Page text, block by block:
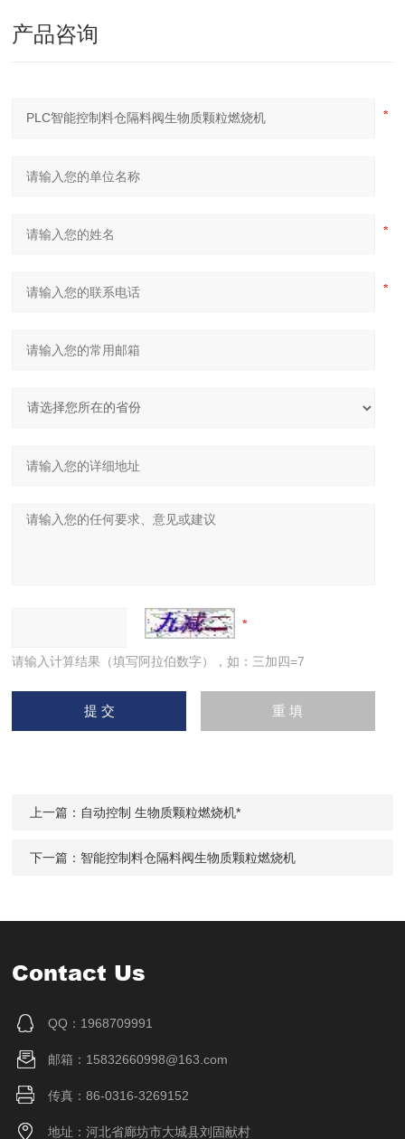
产品咨询
请输入计算结果（填写阿拉伯数字），如：三加四=7
上一篇： 自动控制 生物质颗粒燃烧机*
下一篇： 智能控制料仓隔料阀生物质颗粒燃烧机
Contact Us
QQ：1968709991
邮箱：15832660998@163.com
传真：86-0316-3269152
地址：河北省廊坊市大城县刘固献村